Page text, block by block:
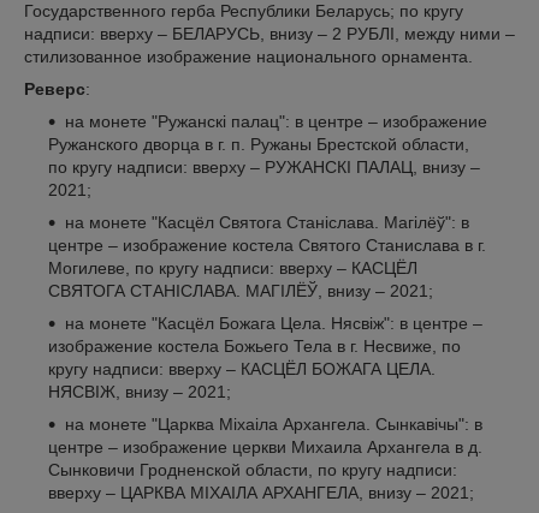
Государственного герба Республики Беларусь; по кругу
надписи: вверху – БЕЛАРУСЬ, внизу – 2 РУБЛI, между ними –
стилизованное изображение национального орнамента.
Реверс:
на монете "Ружанскі палац": в центре – изображение
Ружанского дворца в г. п. Ружаны Брестской области,
по кругу надписи: вверху – РУЖАНСКІ ПАЛАЦ, внизу –
2021;
на монете "Касцёл Святога Станіслава. Магілёў": в
центре – изображение костела Святого Станислава в г.
Могилеве, по кругу надписи: вверху – КАСЦЁЛ
СВЯТОГА СТАНІСЛАВА. МАГІЛЁЎ, внизу – 2021;
на монете "Касцёл Божага Цела. Нясвіж": в центре –
изображение костела Божьего Тела в г. Несвиже, по
кругу надписи: вверху – КАСЦЁЛ БОЖАГА ЦЕЛА.
НЯСВІЖ, внизу – 2021;
на монете "Царква Міхаіла Архангела. Сынкавічы": в
центре – изображение церкви Михаила Архангела в д.
Сынковичи Гродненской области, по кругу надписи:
вверху – ЦАРКВА МІХАІЛА АРХАНГЕЛА, внизу – 2021;